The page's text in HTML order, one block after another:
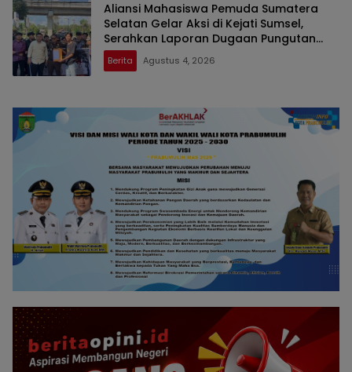
Aliansi Mahasiswa Pemuda Sumatera
Selatan Gelar Aksi di Kejati Sumsel,
Serahkan Laporan Dugaan Pungutan
Dana BOS dan Sertifikasi Guru di Ogan
Ilir
Berita Agustus 4, 2026